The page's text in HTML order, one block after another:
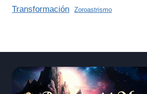
Transformación Zoroastrismo